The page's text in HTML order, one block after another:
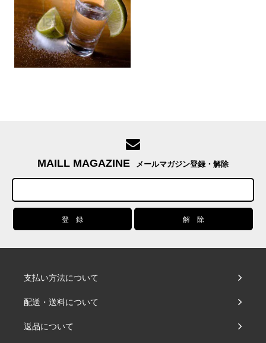
MAILL MAGAZINE メールマガジン登録・解除
支払い方法について
配送・送料について
返品について